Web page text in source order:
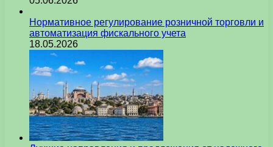
Нормативное регулирование розничной торговли и
автоматизация фискального учета
18.05.2026